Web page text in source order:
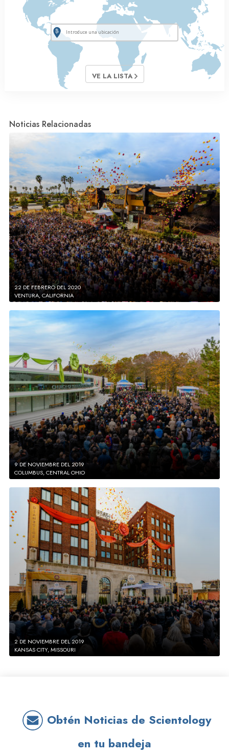
VE LA LISTA
Noticias Relacionadas
22 DE FEBRERO DEL 2020
VENTURA, CALIFORNIA
9 DE NOVIEMBRE DEL 2019
COLUMBUS, CENTRAL OHIO
2 DE NOVIEMBRE DEL 2019
KANSAS CITY, MISSOURI
Obtén Noticias de Scientology
en tu bandeja